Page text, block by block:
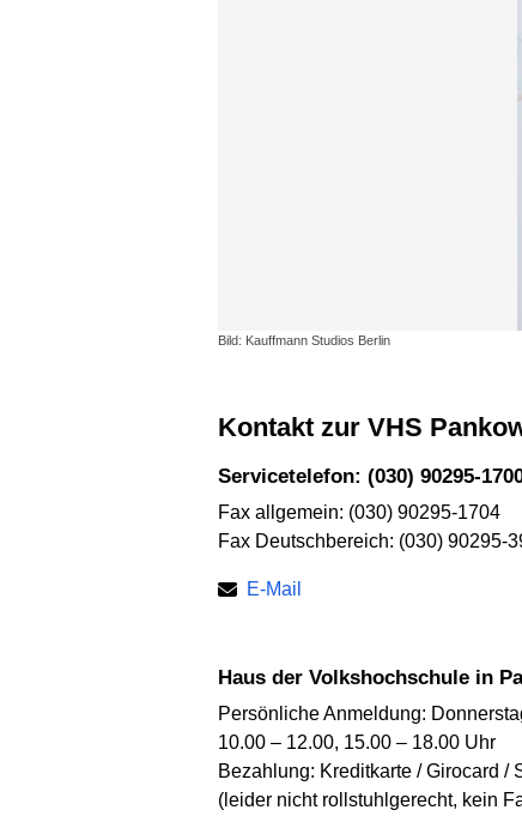
Bild: Kauffmann Studios Berlin
Kontakt zur VHS
Servicetelefon: (030) 90295-
Fax allgemein: (030) 90295-1704
Fax Deutschbereich: (030) 90295-
E-Mail
Haus der Volkshochschule in
Persönliche Anmeldung:
10.00 – 12.00, 15.00 – 18.00 Uhr
Bezahlung: Kreditkarte / Girocard /
(leider nicht rollstuhlgerecht, kein